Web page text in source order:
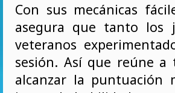
Con sus mecánicas
asegura que tanto los
veteranos
sesión. Así que reúne
alcanzar la puntuación